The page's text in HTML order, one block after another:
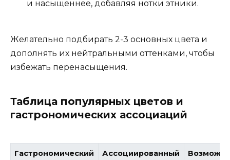
и насыщеннее, добавляя нотки этники.
Желательно подбирать 2-3 основных цвета и
дополнять их нейтральными оттенками, чтобы
избежать перенасыщения.
Таблица популярных цветов и
гастрономических ассоциаций
Гастрономический
Ассоциированный